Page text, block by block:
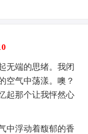
端的思绪。我闭
空气中荡漾。噢？
起那个让我怦然心
浮动着馥郁的香